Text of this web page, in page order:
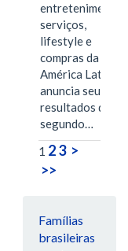
entretenimento,
serviços,
lifestyle e
compras da
América Latina
anuncia seus
resultados do
segundo…
1 23 >
>>
Famílias
brasileiras